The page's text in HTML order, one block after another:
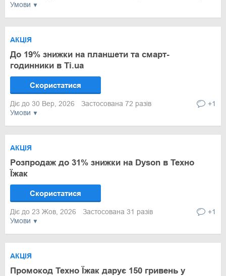
Умови
Умови
АКЦІЯ
До 19% знижки на планшети та смарт-
годинники в Ti.ua
Скористатися
Діє до 30 Вер, 2026 Застосована 72 разів +1
Умови
АКЦІЯ
Розпродаж до 31% знижки на Dyson в Техно
Їжак
Скористатися
Діє до 23 Жов, 2026 Застосована 31 разів +1
АКЦІЯ
Промокод Техно Їжак дарує 150 гривень у